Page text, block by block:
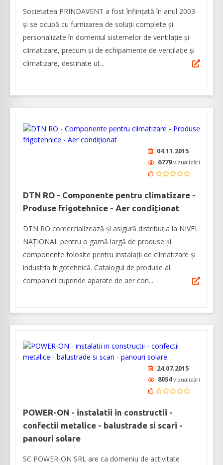
Societatea PRINDAVENT a fost înființată în anul 2003
și se ocupă cu furnizarea de soluții complete și
personalizate în domeniul sistemelor de ventilație și
climatizare, precum și de echipamente de ventilație și
climatizare, destinate ut...
04.11.2015
6779vizualizări
DTN RO - Componente pentru climatizare -
Produse frigotehnice - Aer condiționat
DTN RO comercializează și asigură distribuția la NIVEL
NAȚIONAL pentru o gamă largă de produse și
componente folosite pentru instalații de climatizare și
industria frigotehnică. Catalogul de produse al
companiei cuprinde aparate de aer con...
24.07.2015
8054vizualizări
POWER-ON - instalatii in constructii -
confectii metalice - balustrade si scari -
panouri solare
SC POWER-ON SRL are ca domeniu de activitate